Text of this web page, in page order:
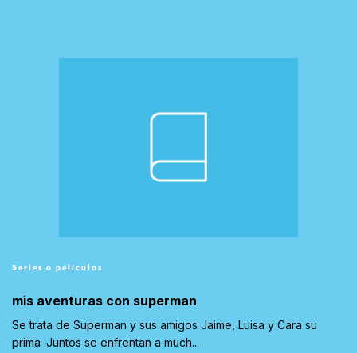
Series o películas
mis aventuras con superman
Se trata de Superman y sus amigos Jaime, Luisa y Cara su
prima .Juntos se enfrentan a much...